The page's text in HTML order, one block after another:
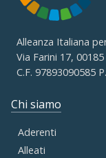
Alleanza Italiana
Via Farini 17,
C.F. 97893090585
Chi siamo
Aderenti
Alleati